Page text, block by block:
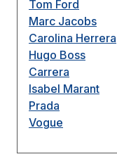
Tom Ford
Marc Jacobs
Carolina Herrera
Hugo Boss
Carrera
Isabel Marant
Prada
Vogue